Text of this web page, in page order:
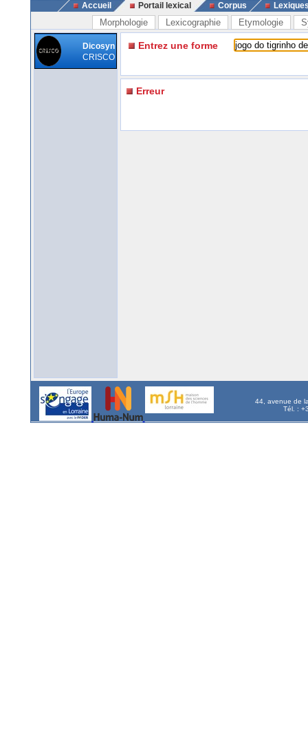
Accueil Portail lexical Corpus
Morphologie Lexicographie Etymologie
Dicosyn
CRISCO
Entrez une forme
Erreur
44, avenue de
Tél. :